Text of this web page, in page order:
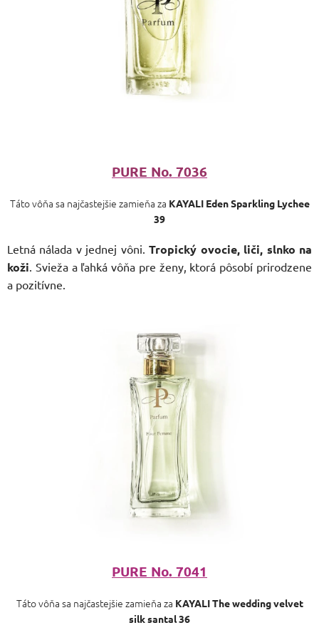
PURE No. 7036
Táto vôňa sa najčastejšie zamieňa za KAYALI Eden Sparkling Lychee
39
Letná nálada v jednej vôni.Tropický ovocie, liči, slnko na
koži. Svieža a ľahká vôňa pre ženy, ktorá pôsobí prirodzene
a pozitívne.
PURE No. 7041
Táto vôňa sa najčastejšie zamieňa za KAYALI The wedding velvet
silk santal 36